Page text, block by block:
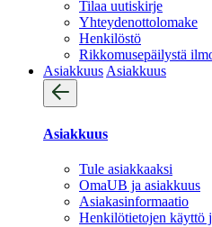
Tilaa uutiskirje
Yhteydenotto­lomake
Henkilöstö
Rikkomusepäilystä
Asiakkuus Asiakkuus
Asiakkuus
Tule asiakkaaksi
OmaUB ja asiakkuus
Asiakasinformaatio
Henkilötietojen käyttö